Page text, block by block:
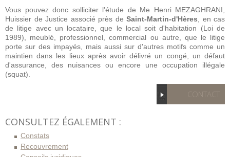
Vous pouvez donc solliciter l'étude de Me Henri MEZAGHRANI,
Huissier de Justice associé près de Saint-Martin-d'Hères , en cas
de litige avec un locataire, que le local soit d'habitation (Loi de
1989), meublé, professionnel, commercial ou autre, que le litige
porte sur des impayés, mais aussi sur d'autres motifs comme un
maintien dans les lieux après avoir délivré un congé, un défaut
d'assurance, des nuisances ou encore une occupation illégale
(squat).
CONTACT
CONSULTEZ ÉGALEMENT :
Constats
Recouvrement